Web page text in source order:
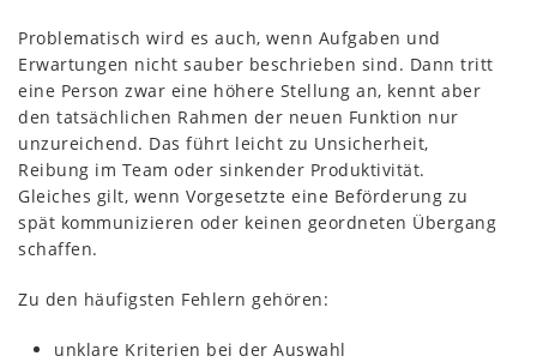
Problematisch wird es auch, wenn Aufgaben und
Erwartungen nicht sauber beschrieben sind. Dann tritt
eine Person zwar eine höhere Stellung an, kennt aber
den tatsächlichen Rahmen der neuen Funktion nur
unzureichend. Das führt leicht zu Unsicherheit,
Reibung im Team oder sinkender Produktivität.
Gleiches gilt, wenn Vorgesetzte eine Beförderung zu
spät kommunizieren oder keinen geordneten Übergang
schaffen.
Zu den häufigsten Fehlern gehören:
unklare Kriterien bei der Auswahl